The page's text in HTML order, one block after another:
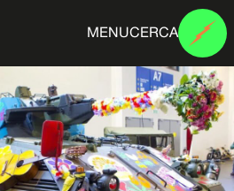
MENUCERCA